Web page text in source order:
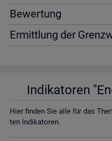
Be­wer­tung
Er­mitt­lung der
In­di­ka­to­ren
Hier fin­den Sie alle für das
ten In­di­ka­to­ren.